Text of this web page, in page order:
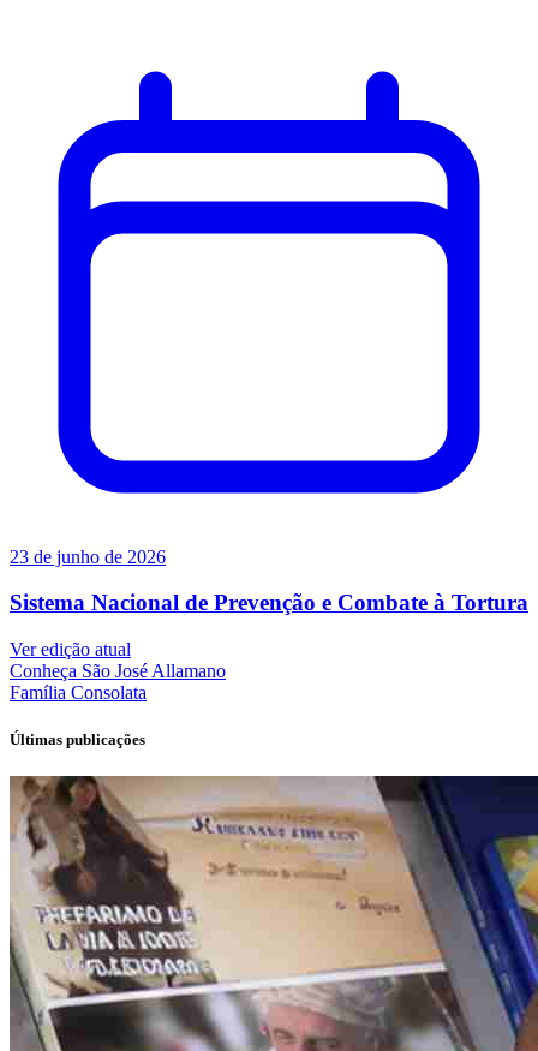
23 de junho de 2026
Sistema Nacional de Prevenção e Combate à Tortura
Ver edição atual
Conheça São José Allamano
Família Consolata
Últimas publicações